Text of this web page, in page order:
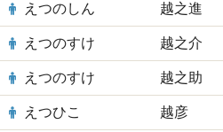
えつのしん 越之進
えつのすけ 越之介
えつのすけ 越之助
えつひこ 越彦